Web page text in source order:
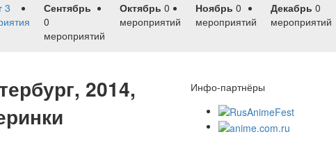
3
Сентябрь
0
мероприятий
Октябрь 0
мероприятий
Ноябрь 0
мероприятий
Декабрь 0
мероприятий
2014,
Инфо-партнёры